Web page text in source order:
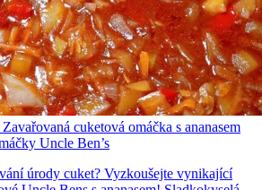
cuketová omáčka s ananasem
Uncle Ben’s
úrody cuket? Vyzkoušejte vynikající